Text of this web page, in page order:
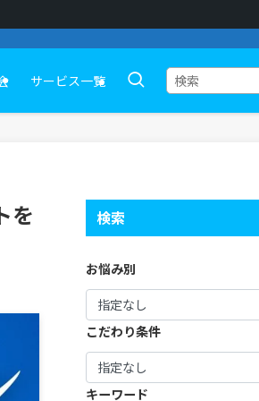
サービス一覧
を 検索
お悩み別
こだわり条件
キーワード